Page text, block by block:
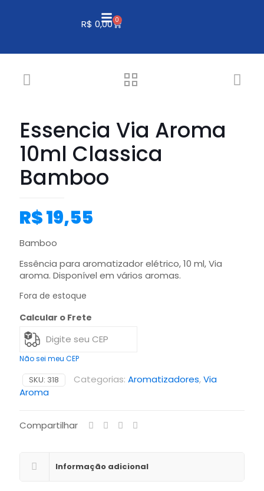
R$ 0,00 0
Essencia Via Aroma
10ml Classica
Bamboo
R$19,55
Bamboo
Essência para aromatizador elétrico, 10 ml, Via
aroma. Disponível em vários aromas.
Fora de estoque
Calcular o Frete
Não sei meu CEP
SKU: 318 Categorias: Aromatizadores,Via
Aroma
Compartilhar
Informação adicional